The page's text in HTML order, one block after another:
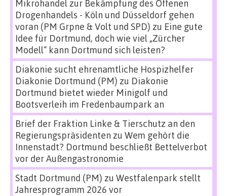
Mikrohandel zur Bekämpfung des Offenen
Drogenhandels - Köln und Düsseldorf gehen
voran (PM Grpne & Volt und SPD) zu Eine gute
Idee für Dortmund, doch wie viel „Zürcher
Modell“ kann Dortmund sich leisten?
Diakonie sucht ehrenamtliche Hospizhelfer
Diakonie Dortmund (PM) zu Diakonie
Dortmund bietet wieder Minigolf und
Bootsverleih im Fredenbaumpark an
Brief der Fraktion Linke & Tierschutz an den
Regierungspräsidenten zu Wem gehört die
Innenstadt? Dortmund beschließt Bettelverbot
vor der Außengastronomie
Stadt Dortmund (PM) zu Westfalenpark stellt
Jahresprogramm 2026 vor